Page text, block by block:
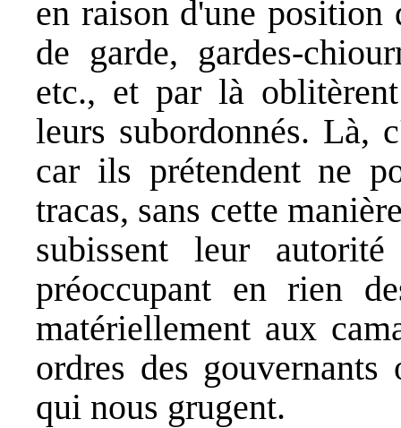
en raison d'une position
de garde, gardes-
etc., et par là
leurs subordonnés. Là,
car ils prétendent ne
tracas, sans cette
subissent leur
préoccupant en rien
matériellement aux
ordres des gouvernants
qui nous grugent.